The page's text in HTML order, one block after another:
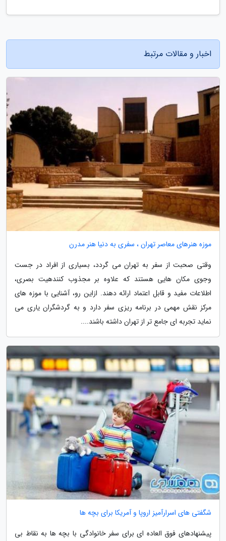
اخبار و مقالات مرتبط
موزه هنرهای معاصر تهران ، سفری به دنیا هنر مدرن
وقتی صحبت از سفر به تهران می گردد، بسیاری از افراد در جست
وجوی مکان هایی هستند که علاوه بر مجذوب کنندهیت بصری،
اطلاعات مفید و قابل اعتماد ارائه دهند. ازاین رو، آشنایی با موزه های
مرکز نقش مهمی در برنامه ریزی سفر دارد و به گردشگران یاری می
نماید تجربه ای جامع تر از تهران داشته باشند....
شگفتی های اسرارآمیز اروپا و آمریکا برای بچه ها
پیشنهادهای فوق العاده ای برای سفر خانوادگی با بچه ها به نقاط بی